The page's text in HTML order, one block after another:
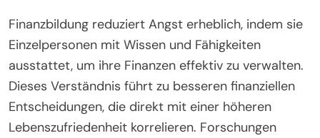
Finanzbildung reduziert Angst erheblich, indem sie
Einzelpersonen mit Wissen und Fähigkeiten
ausstattet, um ihre Finanzen effektiv zu verwalten.
Dieses Verständnis führt zu besseren finanziellen
Entscheidungen, die direkt mit einer höheren
Lebenszufriedenheit korrelieren. Forschungen